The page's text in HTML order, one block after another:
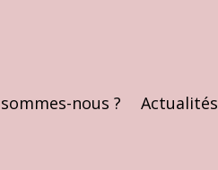
nous ? Actualités